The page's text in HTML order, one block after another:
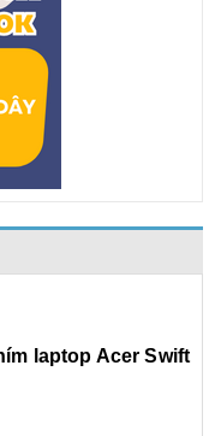
laptop Acer Swift